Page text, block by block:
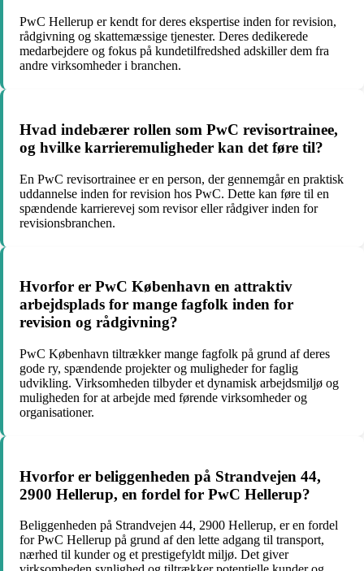
PwC Hellerup er kendt for deres ekspertise inden for revision,
rådgivning og skattemæssige tjenester. Deres dedikerede
medarbejdere og fokus på kundetilfredshed adskiller dem fra
andre virksomheder i branchen.
Hvad indebærer rollen som PwC revisortrainee,
og hvilke karrieremuligheder kan det føre til?
En PwC revisortrainee er en person, der gennemgår en praktisk
uddannelse inden for revision hos PwC. Dette kan føre til en
spændende karrierevej som revisor eller rådgiver inden for
revisionsbranchen.
Hvorfor er PwC København en attraktiv
arbejdsplads for mange fagfolk inden for
revision og rådgivning?
PwC København tiltrækker mange fagfolk på grund af deres
gode ry, spændende projekter og muligheder for faglig
udvikling. Virksomheden tilbyder et dynamisk arbejdsmiljø og
muligheden for at arbejde med førende virksomheder og
organisationer.
Hvorfor er beliggenheden på Strandvejen 44,
2900 Hellerup, en fordel for PwC Hellerup?
Beliggenheden på Strandvejen 44, 2900 Hellerup, er en fordel
for PwC Hellerup på grund af den lette adgang til transport,
nærhed til kunder og et prestigefyldt miljø. Det giver